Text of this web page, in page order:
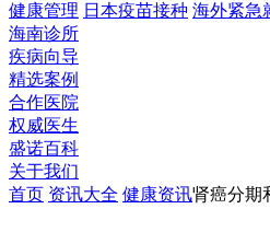
健康管理 日本疫苗接种 海外紧急
海南诊所
疾病向导
精选案例
合作医院
权威医生
盛诺百科
关于我们
首页 资讯大全 健康资讯肾癌分期